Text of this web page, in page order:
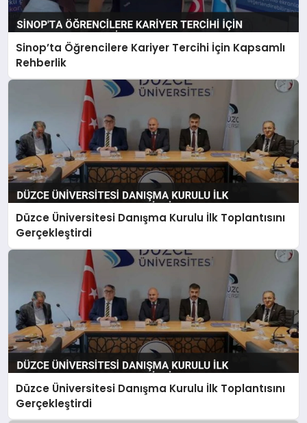
Sinop’ta Öğrencilere Kariyer Tercihi İçin Kapsamlı
Rehberlik
Düzce Üniversitesi Danışma Kurulu İlk Toplantısını
Gerçekleştirdi
Düzce Üniversitesi Danışma Kurulu İlk Toplantısını
Gerçekleştirdi